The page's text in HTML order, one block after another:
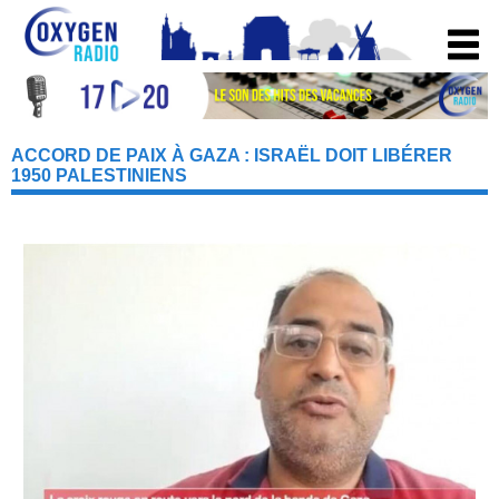
ACCORD DE PAIX À GAZA : ISRAËL DOIT LIBÉRER
1950 PALESTINIENS